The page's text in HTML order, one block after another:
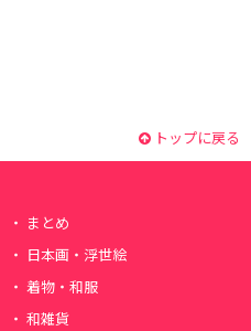
トップに戻る
まとめ
日本画・浮世絵
着物・和服
和雑貨